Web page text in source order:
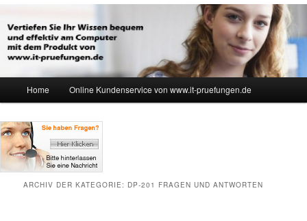
Zum Inhalt wechseln
Zum sekundären Inhalt wechseln
Home Online Kundenservice von www.it-pruefungen.de
ARCHIV DER KATEGORIE: DP-201 FRAGEN UND ANTWORTEN